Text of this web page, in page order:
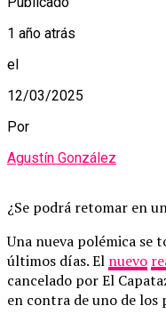
1 año atrás
el
12/03/2025
Por
Agustín González
¿Se podrá retomar en
Una nueva polémica se
últimos días. El nuevo
cancelado por El
en contra de uno de